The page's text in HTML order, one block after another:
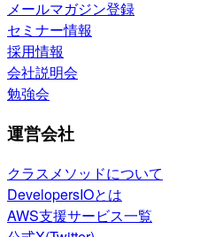
メールマガジン登録
セミナー情報
採用情報
会社説明会
勉強会
運営会社
クラスメソッドについて
DevelopersIOとは
AWS支援サービス一覧